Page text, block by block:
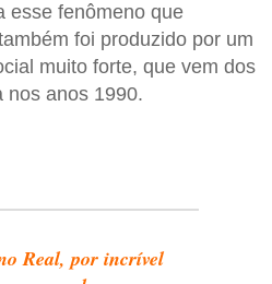
esse fenômeno que
foi produzido por um
muito forte, que vem dos
nos anos 1990.
Real, por incrível